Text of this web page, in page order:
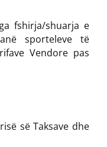
fshirja/shuarja e
sporteleve të
Vendore pas
së Taksave dhe